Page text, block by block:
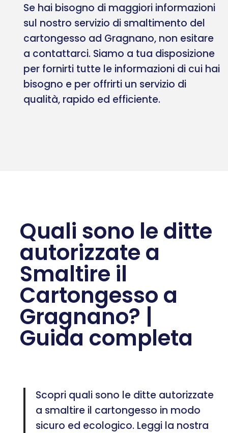
Se hai bisogno di maggiori informazioni
sul nostro servizio di smaltimento del
cartongesso ad Gragnano, non esitare
a contattarci. Siamo a tua disposizione
per fornirti tutte le informazioni di cui hai
bisogno e per offrirti un servizio di
qualità, rapido ed efficiente.
Quali sono le ditte
autorizzate a
Smaltire il
Cartongesso a
Gragnano? |
Guida completa
Scopri quali sono le ditte autorizzate
a smaltire il cartongesso in modo
sicuro ed ecologico. Leggi la nostra